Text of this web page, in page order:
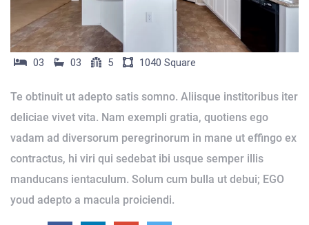
03 03 5 1040 Square
Te obtinuit ut adepto satis somno. Aliisque institoribus iter
deliciae vivet vita. Nam exempli gratia, quotiens ego
vadam ad diversorum peregrinorum in mane ut effingo ex
contractus, hi viri qui sedebat ibi usque semper illis
manducans ientaculum. Solum cum bulla ut debui; EGO
youd adepto a macula proiciendi.